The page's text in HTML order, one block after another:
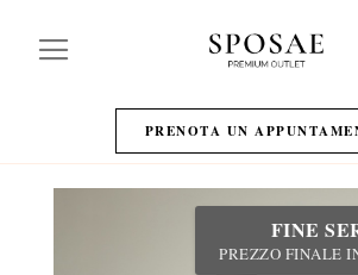
PRENOTA UN
FINE
PREZZO FINALE